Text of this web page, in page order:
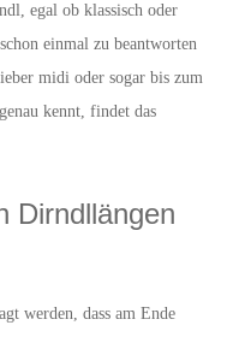
egal ob klassisch oder
einmal zu beantworten
midi oder sogar bis zum
kennt, findet das
Dirndllängen
werden, dass am Ende